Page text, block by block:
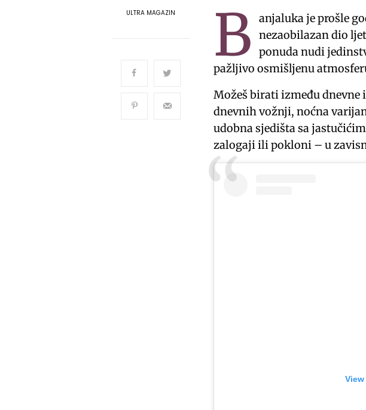
ULTRA MAGAZIN B
anjaluka je prošle
nezaobilazan dio
ponuda nudi
pažljivo osmišljenu
Možeš birati između dnevne
dnevnih vožnji, noćna
udobna sjedišta sa
zalogaji ili pokloni – u